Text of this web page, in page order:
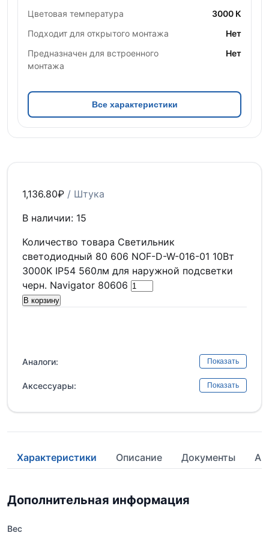
Цветовая температура
3000 К
Подходит для открытого монтажа
Нет
Предназначен для встроенного
монтажа
Нет
Все характеристики
1,136.80₽ / Штука
В наличии: 15
Количество товара Светильник
светодиодный 80 606 NOF-D-W-016-01 10Вт
3000К IP54 560лм для наружной подсветки
черн. Navigator 80606
В корзину
Аналоги: Показать
Аксессуары: Показать
Характеристики Описание Документы
Дополнительная информация
Вес